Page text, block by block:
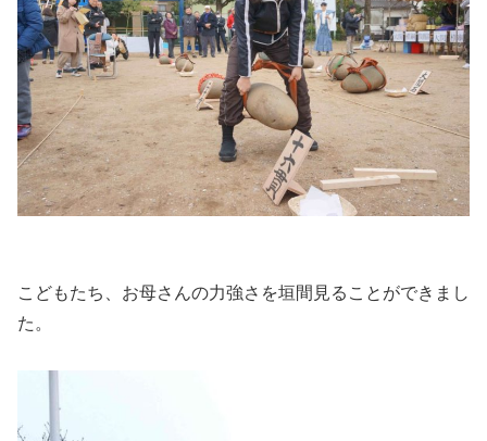
こどもたち、お母さんの力強さを垣間見ることができまし
た。